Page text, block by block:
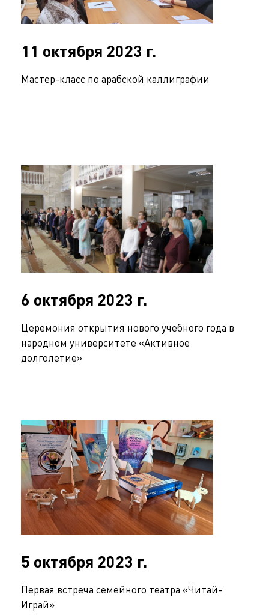
11 октября 2023 г.
Мастер-класс по арабской каллиграфии
6 октября 2023 г.
Церемония открытия нового учебного года в
народном университете «Активное
долголетие»
5 октября 2023 г.
Первая встреча семейного театра «Читай-
Играй»